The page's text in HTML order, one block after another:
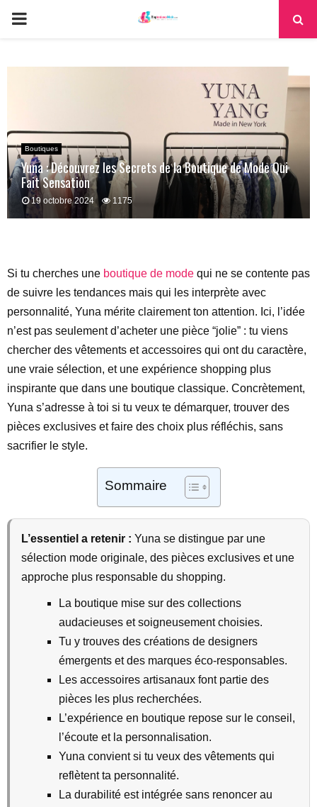
PRIMARY
Boutiques
Yuna : Découvrez les Secrets de la Boutique de Mode Qui
Fait Sensation
19 octobre 2024 1175
Si tu cherches une boutique de mode qui ne se contente pas
de suivre les tendances mais qui les interprète avec
personnalité, Yuna mérite clairement ton attention. Ici, l’idée
n’est pas seulement d’acheter une pièce “jolie” : tu viens
chercher des vêtements et accessoires qui ont du caractère,
une vraie sélection, et une expérience shopping plus
inspirante que dans une boutique classique. Concrètement,
Yuna s’adresse à toi si tu veux te démarquer, trouver des
pièces exclusives et faire des choix plus réfléchis, sans
sacrifier le style.
Sommaire
L’essentiel a retenir : Yuna se distingue par une
sélection mode originale, des pièces exclusives et une
approche plus responsable du shopping.
La boutique mise sur des collections
audacieuses et soigneusement choisies.
Tu y trouves des créations de designers
émergents et des marques éco-responsables.
Les accessoires artisanaux font partie des
pièces les plus recherchées.
L’expérience en boutique repose sur le conseil,
l’écoute et la personnalisation.
Yuna convient si tu veux des vêtements qui
reflètent ta personnalité.
La durabilité est intégrée sans renoncer au